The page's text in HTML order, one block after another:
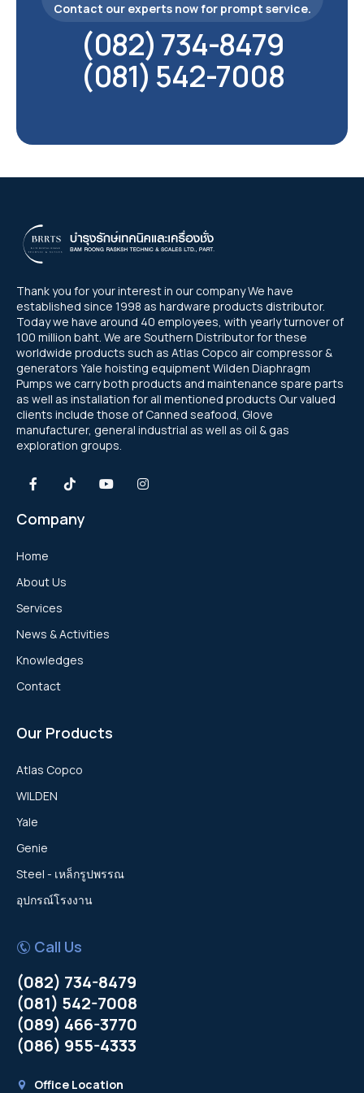
Contact our experts now for prompt service.
(082) 734-8479
(081) 542-7008
Thank you for your interest in our company We have
established since 1998 as hardware products distributor.
Today we have around 40 employees, with yearly turnover of
100 million baht. We are Southern Distributor for these
worldwide products such as Atlas Copco air compressor &
generators Yale hoisting equipment Wilden Diaphragm
Pumps we carry both products and maintenance spare parts
as well as installation for all mentioned products Our valued
clients include those of Canned seafood, Glove
manufacturer, general industrial as well as oil & gas
exploration groups.
Company
Home
About Us
Services
News & Activities
Knowledges
Contact
Our Products
Atlas Copco
WILDEN
Yale
Genie
Steel - เหล็กรูปพรรณ
อุปกรณ์โรงงาน
Call Us
(082) 734-8479
(081) 542-7008
(089) 466-3770
(086) 955-4333
Office Location